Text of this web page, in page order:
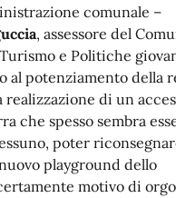
comunale –
, assessore del
e Politiche
al potenziamento della
realizzazione di un
che spesso sembra
poter
playground dello
motivo di